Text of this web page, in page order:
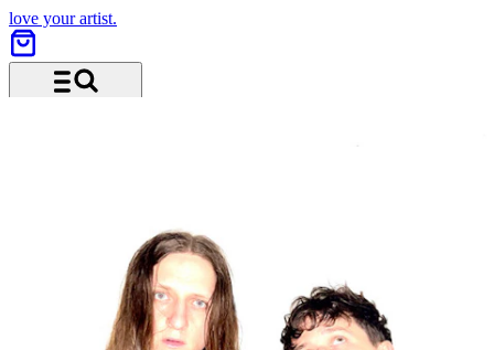
love your artist.